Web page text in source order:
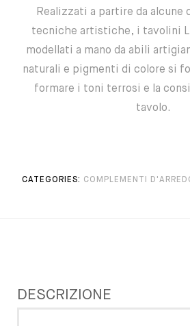
Realizzati a partire da alcune
tecniche artistiche, i tavolini
modellati a mano da abili
naturali e pigmenti di colore si
formare i toni terrosi e la
tavolo.
CATEGORIES: COMPLEMENTI
DESCRIZIONE